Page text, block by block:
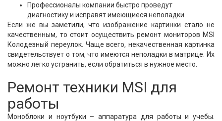
Профессионалы компании быстро проведут
диагностику и исправят имеющиеся неполадки.
Если же вы заметили, что изображение картинки стало не
качественным, то стоит осуществить ремонт мониторов MSI
Колодезный переулок. Чаще всего, некачественная картинка
свидетельствует о том, что имеются неполадки в матрице. Их
можно легко устранить, если обратиться в нужное место.
Ремонт техники MSI для
работы
Моноблоки и ноутбуки – аппаратура для работы и учебы.